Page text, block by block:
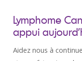
Lymphome
appui
Aidez nous à